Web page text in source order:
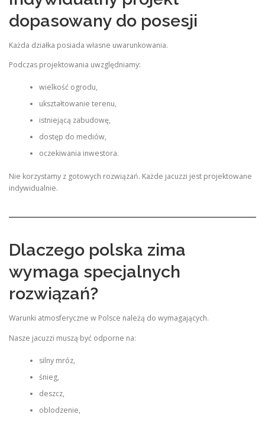
dopasowany do posesji
Każda działka posiada własne uwarunkowania.
Podczas projektowania uwzględniamy:
wielkość ogrodu,
ukształtowanie terenu,
istniejącą zabudowę,
dostęp do mediów,
oczekiwania inwestora.
Nie korzystamy z gotowych rozwiązań. Każde jacuzzi jest projektowane
indywidualnie.
Dlaczego polska zima
wymaga specjalnych
rozwiązań?
Warunki atmosferyczne w Polsce należą do wymagających.
Nasze jacuzzi muszą być odporne na:
silny mróz,
śnieg,
deszcz,
oblodzenie,